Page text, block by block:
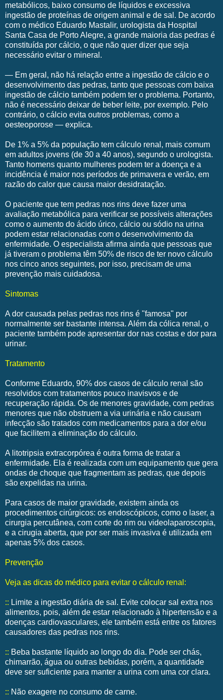
metabólicos, baixo consumo de líquidos e excessiva
ingestão de proteínas de origem animal e de sal. De acordo
com o médico Eduardo Mastalir, urologista da Hospital
Santa Casa de Porto Alegre, a grande maioria das pedras é
constituída por cálcio, o que não quer dizer que seja
necessário evitar o mineral.
— Em geral, não há relação entre a ingestão de cálcio e o
desenvolvimento das pedras, tanto que pessoas com baixa
ingestão de cálcio também podem ter o problema. Portanto,
não é necessário deixar de beber leite, por exemplo. Pelo
contrário, o cálcio evita outros problemas, como a
oesteoporose — explica.
De 1% a 5% da população tem cálculo renal, mais comum
em adultos jovens (de 30 a 40 anos), segundo o urologista.
Tanto homens quanto mulheres podem ter a doença e a
incidência é maior nos períodos de primavera e verão, em
razão do calor que causa maior desidratação.
O paciente que tem pedras nos rins deve fazer uma
avaliação metabólica para verificar se possíveis alterações
como o aumento do ácido úrico, cálcio ou sódio na urina
podem estar relacionadas com o desenvolvimento da
enfermidade. O especialista afirma ainda que pessoas que
já tiveram o problema têm 50% de risco de ter novo cálculo
nos cinco anos seguintes, por isso, precisam de uma
prevenção mais cuidadosa.
Sintomas
A dor causada pelas pedras nos rins é "famosa" por
normalmente ser bastante intensa. Além da cólica renal, o
paciente também pode apresentar dor nas costas e dor para
urinar.
Tratamento
Conforme Eduardo, 90% dos casos de cálculo renal são
resolvidos com tratamentos pouco inavisvos e de
recuperação rápida. Os de menores gravidade, com pedras
menores que não obstruem a via urinária e não causam
infecção são tratados com medicamentos para a dor e/ou
que facilitem a eliminação do cálculo.
A litotripsia extracorpórea é outra forma de tratar a
enfermidade. Ela é realizada com um equipamento que gera
ondas de choque que fragmentam as pedras, que depois
são expelidas na urina.
Para casos de maior gravidade, existem ainda os
procedimentos cirúrgicos: os endoscópicos, como o laser, a
cirurgia percutânea, com corte do rim ou videolaparoscopia,
e a cirugia aberta, que por ser mais invasiva é utilizada em
apenas 5% dos casos.
Prevenção
Veja as dicas do médico para evitar o cálculo renal:
:: Limite a ingestão diária de sal. Evite colocar sal extra nos
alimentos, pois, além de estar relacionado à hipertensão e a
doenças cardiovasculares, ele também está entre os fatores
causadores das pedras nos rins.
:: Beba bastante líquido ao longo do dia. Pode ser chás,
chimarrão, água ou outras bebidas, porém, a quantidade
deve ser suficiente para manter a urina com uma cor clara.
:: Não exagere no consumo de carne.